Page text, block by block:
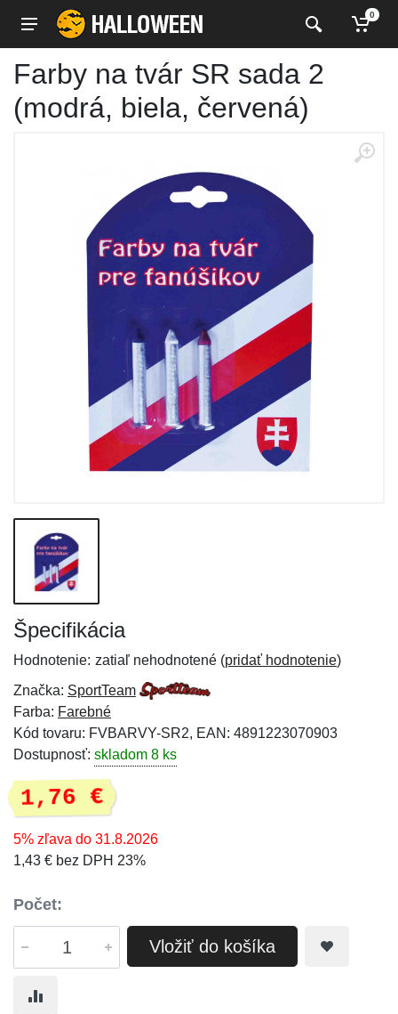
0
Farby na tvár SR sada 2
(modrá, biela, červená)
Špecifikácia
Hodnotenie: zatiaľ nehodnotené (pridať hodnotenie)
Značka: SportTeam
Farba: Farebné
Kód tovaru: FVBARVY-SR2, EAN: 4891223070903
Dostupnosť: skladom 8 ks
1,76 €
5% zľava do 31.8.2026
1,43 € bez DPH 23%
Počet:
Vložiť do košíka